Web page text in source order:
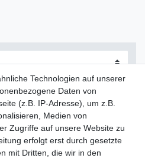
Technologien auf unserer
Daten von
(z.B. IP-Adresse), um z.B.
Medien von
Zugriffe auf unsere Website zu
erfolgt erst durch gesetzte
mit Dritten, die wir in den